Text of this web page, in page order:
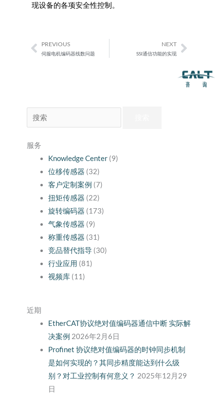
现设备的各项安全性控制。
Prev
PREVIOUS
伺服电机编码器线数问题
NEXT
SSI通信功能的实现Next
索：
服务
Knowledge Center(9)
位移传感器 (32)
客户定制案例 (7)
扭矩传感器 (22)
旋转编码器 (173)
气象传感器 (9)
称重传感器 (31)
竞品替代指导 (30)
行业应用 (81)
视频库(11)
近期
EtherCAT协议绝对值编码器通信中断 实际解
决案例 2026年2月6日
Profinet 协议绝对值编码器的时钟同步机制
是如何实现的？其同步精度能达到什么级
别？对工业控制有何意义？ 2025年12月29
日